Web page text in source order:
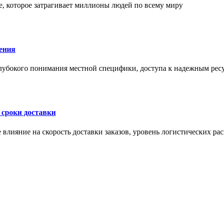
которое затрагивает миллионы людей по всему миру
понимания местной специфики, доступа к надежным
доставки
на скорость доставки заказов, уровень логистических